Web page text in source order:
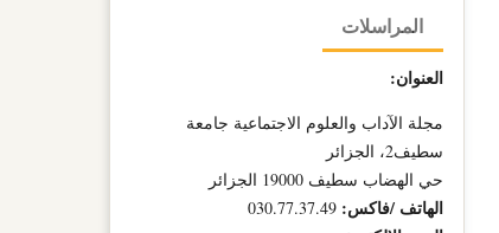
المراسلات
العنوان:
مجلة الآداب والعلوم الاجتماعية جامعة
سطيف2، الجزائر
حي الهضاب سطيف 19000 الجزائر
الهاتف /فاكس: